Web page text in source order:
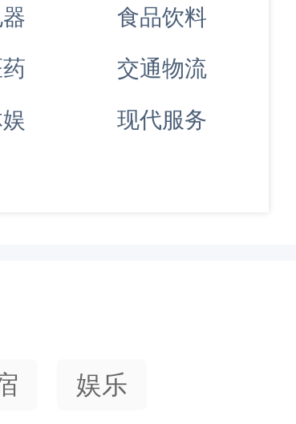
食品饮料
交通物流
现代服务
娱乐